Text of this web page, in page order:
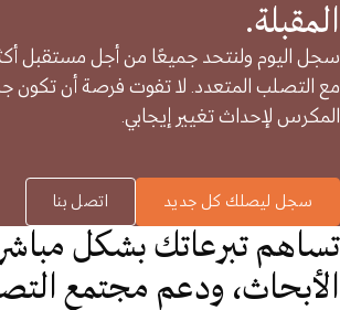
المقبلة.
سجل اليوم ولنتحد جميعًا من أجل مستقبل
مع التصلب المتعدد. لا تفوت فرصة أن تكون
المكرس لإحداث تغيير إيجابي.
سجل ليصلك كل جديد اتصل بنا
تساهم تبرعاتك بشكل
الأبحاث، ودعم مجتمع